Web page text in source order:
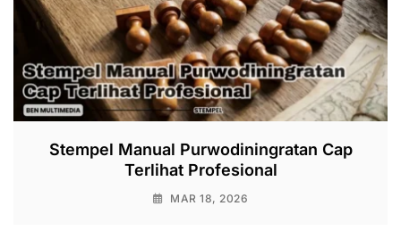
Stempel Manual Purwodiningratan Cap
Terlihat Profesional
MAR 18, 2026